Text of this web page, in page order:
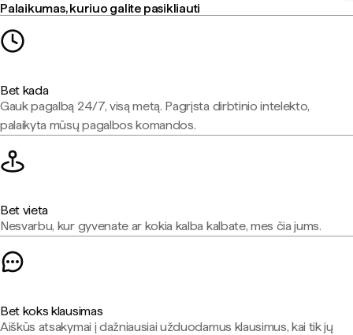
Palaikumas, kuriuo galite pasikliauti
Bet kada
Gauk pagalbą 24/7, visą metą. Pagrįsta dirbtinio intelekto,
palaikyta mūsų pagalbos komandos.
Bet vieta
Nesvarbu, kur gyvenate ar kokia kalba kalbate, mes čia jums.
Bet koks klausimas
Aiškūs atsakymai į dažniausiai užduodamus klausimus, kai tik jų